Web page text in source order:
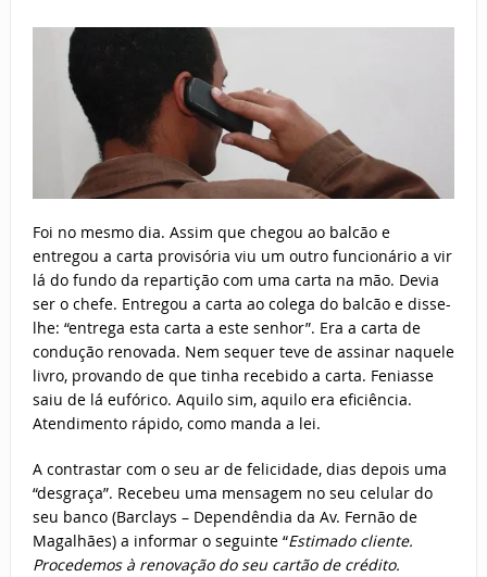
Foi no mesmo dia. Assim que chegou ao balcão e
entregou a carta provisória viu um outro funcionário a vir
lá do fundo da repartição com uma carta na mão. Devia
ser o chefe. Entregou a carta ao colega do balcão e disse-
lhe: “entrega esta carta a este senhor”. Era a carta de
condução renovada. Nem sequer teve de assinar naquele
livro, provando de que tinha recebido a carta. Feniasse
saiu de lá eufórico. Aquilo sim, aquilo era eficiência.
Atendimento rápido, como manda a lei.
A contrastar com o seu ar de felicidade, dias depois uma
“desgraça”. Recebeu uma mensagem no seu celular do
seu banco (Barclays – Dependêndia da Av. Fernão de
Magalhães) a informar o seguinte “Estimado cliente.
Procedemos à renovação do seu cartão de crédito.